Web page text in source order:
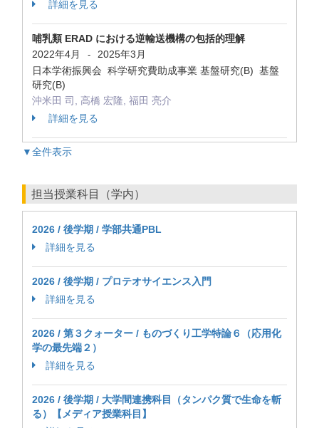
詳細を見る
哺乳類 ERAD における逆輸送機構の包括的理解
2022年4月
-
2025年3月
日本学術振興会 科学研究費助成事業 基盤研究(B) 基盤
研究(B)
沖米田 司, 高橋 宏隆, 福田 亮介
詳細を見る
▼全件表示
担当授業科目（学内）
2026 / 後学期 / 学部共通PBL
詳細を見る
2026 / 後学期 / プロテオサイエンス入門
詳細を見る
2026 / 第３クォーター / ものづくり工学特論６（応用化
学の最先端２）
詳細を見る
2026 / 後学期 / 大学間連携科目（タンパク質で生命を斬
る）【メディア授業科目】